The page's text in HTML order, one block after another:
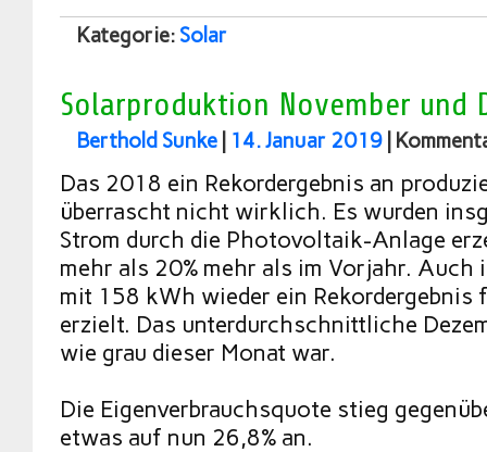
Kategorie: Solar
Solarproduktion November und
Berthold Sunke 14. Januar 2019
Das 2018 ein Rekordergebnis an
überrascht nicht wirklich. Es wurden
Strom durch die Photovoltaik-Anlage
mehr als 20% mehr als im Vorjahr. Auch
mit 158 kWh wieder ein Rekordergebnis
erzielt. Das unterdurchschnittliche
wie grau dieser Monat war.
Die Eigenverbrauchsquote stieg
etwas auf nun 26,8% an.